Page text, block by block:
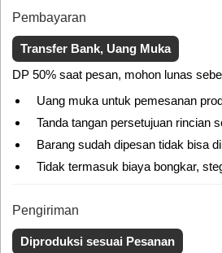
Pembayaran
Transfer Bank, Uang Muka
DP 50% saat pesan, mohon lunas
Uang muka untuk pemesanan
Tanda tangan persetujuan rincian
Barang sudah dipesan tidak bisa
Tidak termasuk biaya bongkar,
Pengiriman
Diproduksi sesuai Pesanan